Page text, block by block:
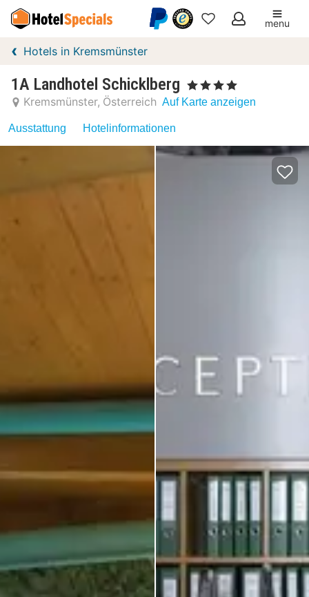
Meine
menu
Hotels in Kremsmünster
1A Landhotel Schicklberg , 4 Sterne
Kremsmünster Österreich Auf Karte anzeigen
Ausstattung Hotelinformationen